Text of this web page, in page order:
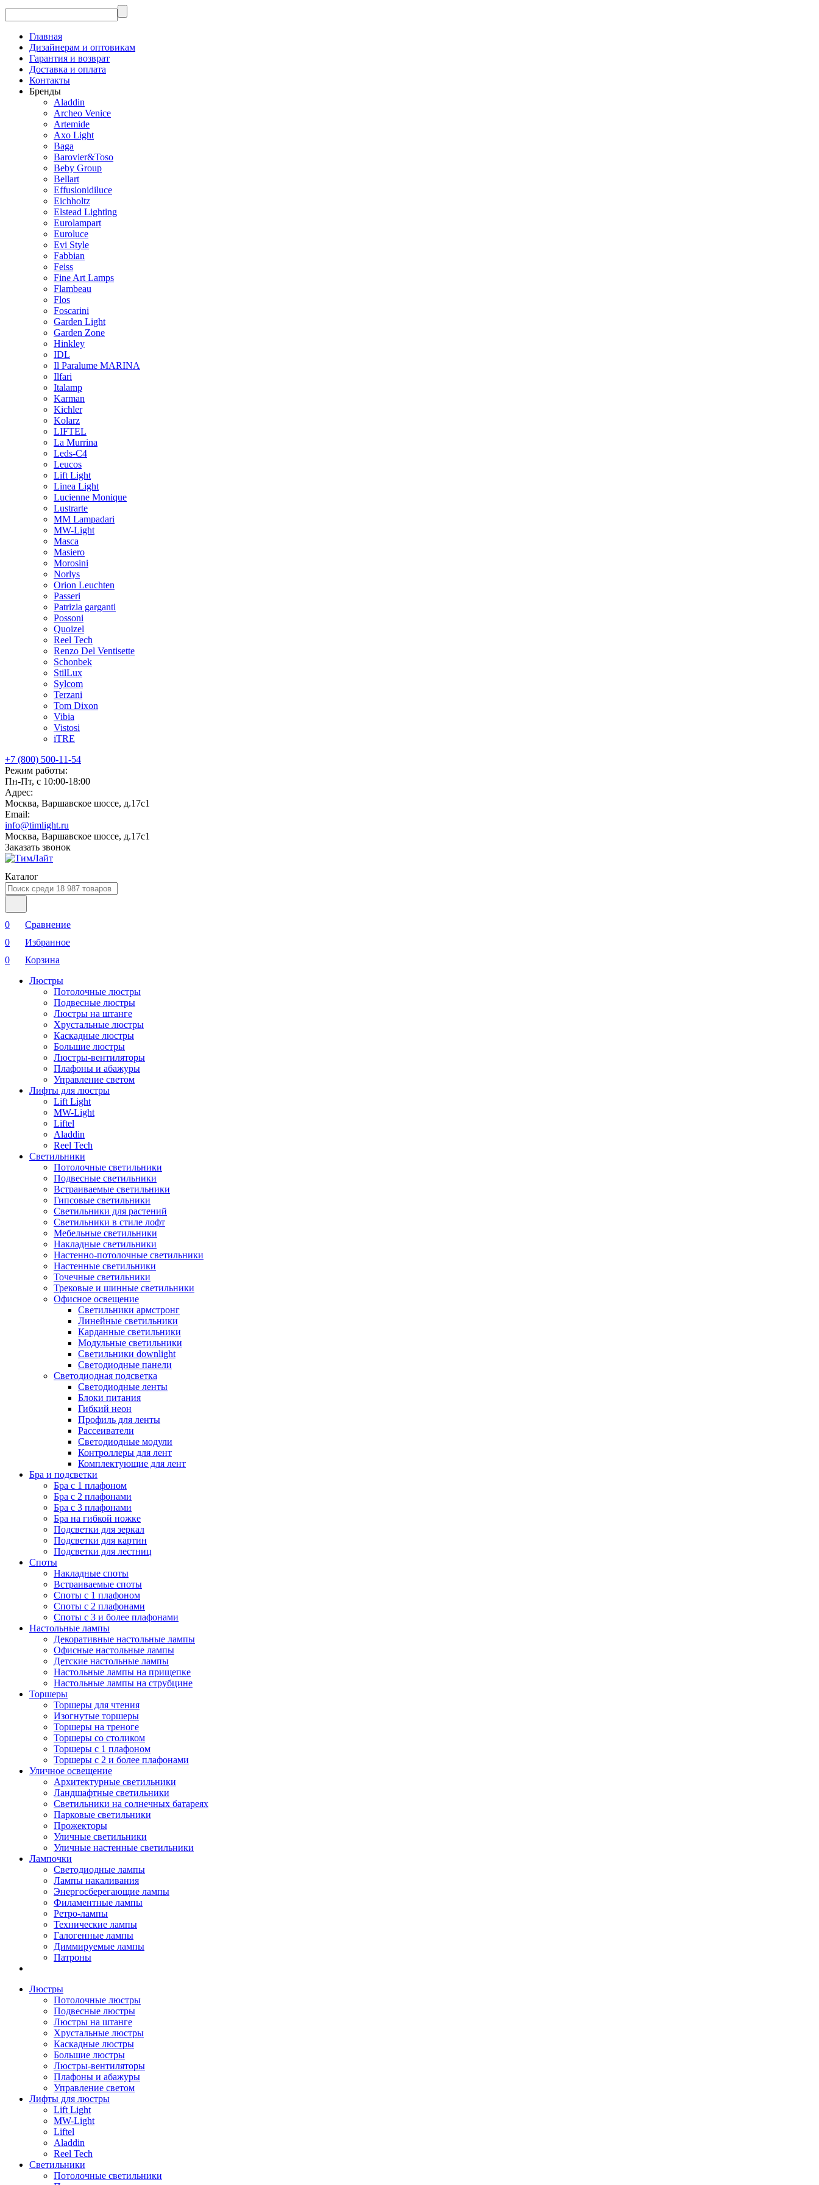
Главная
Дизайнерам и оптовикам
Гарантия и возврат
Доставка и оплата
Контакты
Бренды
Aladdin
Archeo Venice
Artemide
Axo Light
Baga
Barovier&Toso
Beby Group
Bellart
Effusionidiluce
Eichholtz
Elstead Lighting
Eurolampart
Euroluce
Evi Style
Fabbian
Feiss
Fine Art Lamps
Flambeau
Flos
Foscarini
Garden Light
Garden Zone
Hinkley
IDL
Il Paralume MARINA
Ilfari
Italamp
Karman
Kichler
Kolarz
LIFTEL
La Murrina
Leds-C4
Leucos
Lift Light
Linea Light
Lucienne Monique
Lustrarte
MM Lampadari
MW-Light
Masca
Masiero
Morosini
Norlys
Orion Leuchten
Passeri
Patrizia garganti
Possoni
Quoizel
Reel Tech
Renzo Del Ventisette
Schonbek
StilLux
Sylcom
Terzani
Tom Dixon
Vibia
Vistosi
iTRE
+7 (800) 500-11-54
Режим работы:
Пн-Пт, с 10:00-18:00
Адрес:
Москва, Варшавское шоссе, д.17c1
Email:
info@timlight.ru
Москва, Варшавское шоссе, д.17c1
Заказать звонок
Каталог
0
Сравнение
0
Избранное
0
Корзина
Люстры
Потолочные люстры
Подвесные люстры
Люстры на штанге
Хрустальные люстры
Каскадные люстры
Большие люстры
Люстры-вентиляторы
Плафоны и абажуры
Управление светом
Лифты для люстры
Lift Light
MW-Light
Liftel
Aladdin
Reel Tech
Светильники
Потолочные светильники
Подвесные светильники
Встраиваемые светильники
Гипсовые светильники
Светильники для растений
Светильники в стиле лофт
Мебельные светильники
Накладные светильники
Настенно-потолочные светильники
Настенные светильники
Точечные светильники
Трековые и шинные светильники
Офисное освещение
Светильники армстронг
Линейные светильники
Карданные светильники
Модульные светильники
Светильники downlight
Светодиодные панели
Светодиодная подсветка
Светодиодные ленты
Блоки питания
Гибкий неон
Профиль для ленты
Рассеиватели
Светодиодные модули
Контроллеры для лент
Комплектующие для лент
Бра и подсветки
Бра с 1 плафоном
Бра с 2 плафонами
Бра с 3 плафонами
Бра на гибкой ножке
Подсветки для зеркал
Подсветки для картин
Подсветки для лестниц
Споты
Накладные споты
Встраиваемые споты
Споты с 1 плафоном
Споты с 2 плафонами
Споты с 3 и более плафонами
Настольные лампы
Декоративные настольные лампы
Офисные настольные лампы
Детские настольные лампы
Настольные лампы на прищепке
Настольные лампы на струбцине
Торшеры
Торшеры для чтения
Изогнутые торшеры
Торшеры на треноге
Торшеры со столиком
Торшеры с 1 плафоном
Торшеры с 2 и более плафонами
Уличное освещение
Архитектурные светильники
Ландшафтные светильники
Светильники на солнечных батареях
Парковые светильники
Прожекторы
Уличные светильники
Уличные настенные светильники
Лампочки
Светодиодные лампы
Лампы накаливания
Энергосберегающие лампы
Филаментные лампы
Ретро-лампы
Технические лампы
Галогенные лампы
Диммируемые лампы
Патроны
Люстры
Потолочные люстры
Подвесные люстры
Люстры на штанге
Хрустальные люстры
Каскадные люстры
Большие люстры
Люстры-вентиляторы
Плафоны и абажуры
Управление светом
Лифты для люстры
Lift Light
MW-Light
Liftel
Aladdin
Reel Tech
Светильники
Потолочные светильники